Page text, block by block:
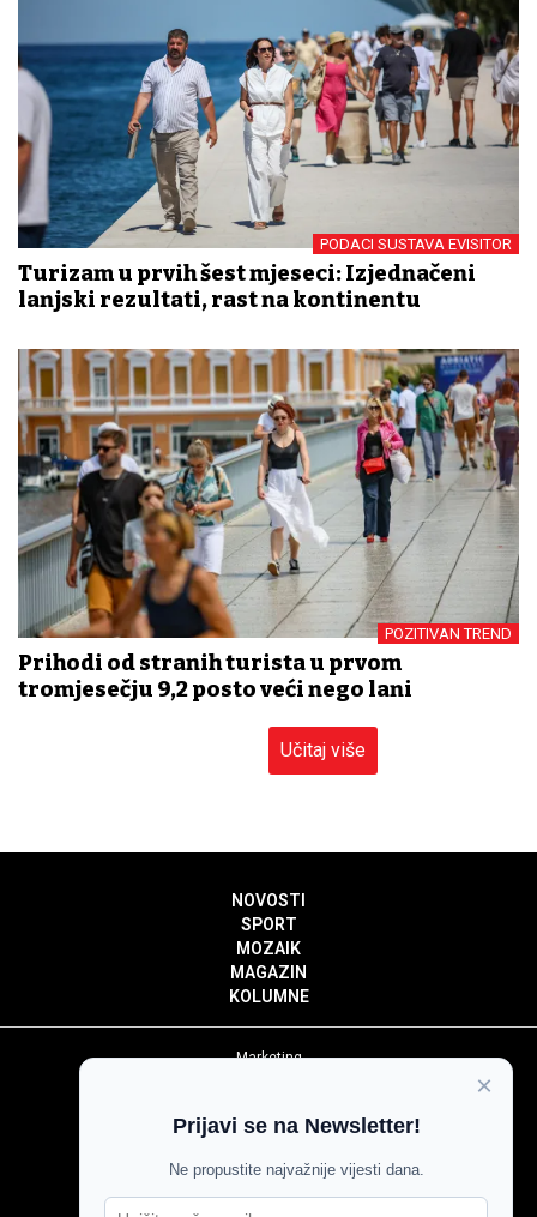
PODACI SUSTAVA EVISITOR
Turizam u prvih šest mjeseci: Izjednačeni
lanjski rezultati, rast na kontinentu
POZITIVAN TREND
Prihodi od stranih turista u prvom
tromjesečju 9,2 posto veći nego lani
Učitaj više
NOVOSTI
SPORT
MOZAIK
MAGAZIN
KOLUMNE
Marketing
Impressum
Pravila komentiranja
Agroglas
×
Prijavi se na Newsletter!
Ne propustite najvažnije vijesti dana.